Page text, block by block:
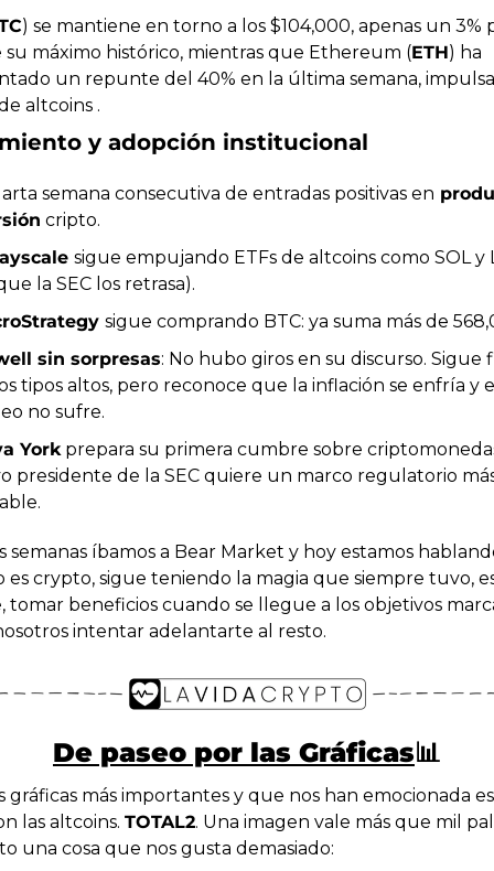
) se mantiene en torno a los $104,000, apenas un 3%
su máximo histórico, mientras que Ethereum (ETH) ha
un repunte del 40% en la última semana,
altcoins .
y adopción institucional
semana consecutiva de entradas positivas en
cripto.
sigue empujando ETFs de altcoins como SOL y
la SEC los retrasa).
sigue comprando BTC: ya suma más de
sin sorpresas: No hubo giros en su discurso. Sigue
tipos altos, pero reconoce que la inflación se enfría y
no sufre.
York prepara su primera cumbre sobre
presidente de la SEC quiere un marco regulatorio
semanas íbamos a Bear Market y hoy estamos
es crypto, sigue teniendo la magia que siempre tuvo,
tomar beneficios cuando se llegue a los objetivos
intentar adelantarte al resto.
De paseo por las Gráficas📊
gráficas más importantes y que nos han emocionada
las altcoins. TOTAL2. Una imagen vale más que mil
una cosa que nos gusta demasiado: